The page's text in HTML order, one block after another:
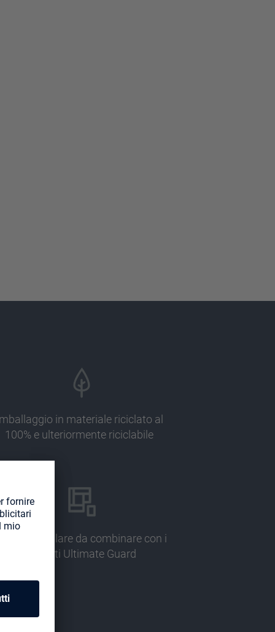
in materiale riciclato al
100% e ulteriormente riciclabile
modulare da combinare con i
prodotti Ultimate Guard